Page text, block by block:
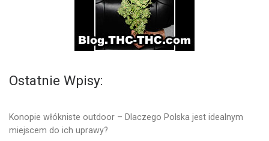
Ostatnie Wpisy:
Konopie włókniste outdoor – Dlaczego Polska jest idealnym
miejscem do ich uprawy?